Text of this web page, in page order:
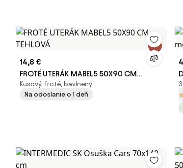
14,8 €
FROTÉ UTERÁK MABEL5 50X90 CM
TEHLOVÁ
Kusový, froté, bavlnený
Na odoslanie o 1 deň